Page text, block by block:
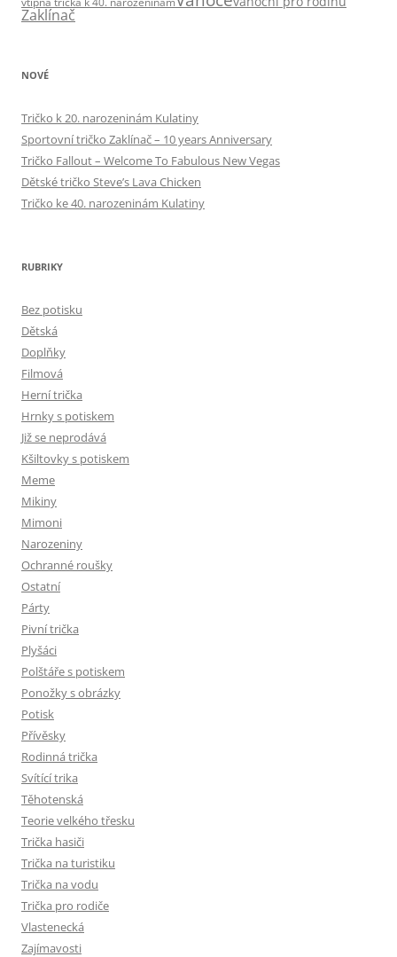
Zaklínač
NOVÉ
Tričko k 20. narozeninám Kulatiny
Sportovní tričko Zaklínač – 10 years Anniversary
Tričko Fallout – Welcome To Fabulous New Vegas
Dětské tričko Steve’s Lava Chicken
Tričko ke 40. narozeninám Kulatiny
RUBRIKY
Bez potisku
Dětská
Doplňky
Filmová
Herní trička
Hrnky s potiskem
Již se neprodává
Kšiltovky s potiskem
Meme
Mikiny
Mimoni
Narozeniny
Ochranné roušky
Ostatní
Párty
Pivní trička
Plyšáci
Polštáře s potiskem
Ponožky s obrázky
Potisk
Přívěsky
Rodinná trička
Svítící trika
Těhotenská
Teorie velkého třesku
Trička hasiči
Trička na turistiku
Trička na vodu
Trička pro rodiče
Vlastenecká
Zajímavosti